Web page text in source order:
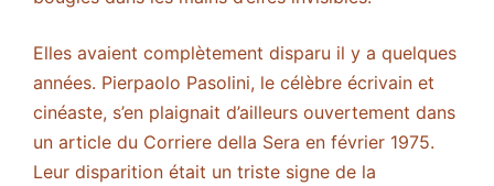
Elles avaient complètement disparu il y a quelques
années. Pierpaolo Pasolini, le célèbre écrivain et
cinéaste, s’en plaignait d’ailleurs ouvertement dans
un article du Corriere della Sera en février 1975.
Leur disparition était un triste signe de la